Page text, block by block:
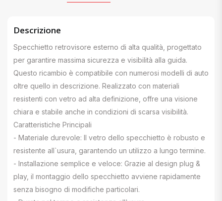
Descrizione
Specchietto retrovisore esterno di alta qualità, progettato
per garantire massima sicurezza e visibilità alla guida.
Questo ricambio è compatibile con numerosi modelli di auto
oltre quello in descrizione. Realizzato con materiali
resistenti con vetro ad alta definizione, offre una visione
chiara e stabile anche in condizioni di scarsa visibilità.
Caratteristiche Principali
- Materiale durevole: Il vetro dello specchietto è robusto e
resistente all`usura, garantendo un utilizzo a lungo termine.
- Installazione semplice e veloce: Grazie al design plug &
play, il montaggio dello specchietto avviene rapidamente
senza bisogno di modifiche particolari.